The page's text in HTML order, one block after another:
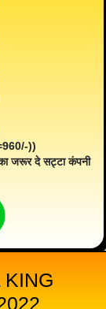
))
जरूर दे सट्टा कंपनी
KING